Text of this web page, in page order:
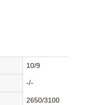
10/9
-/-
2650/3100